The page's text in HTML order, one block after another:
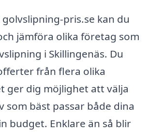
pris.se kan du
jämföra olika företag som
i Skillingenäs. Du
från flera olika
ger dig möjlighet att välja
som bäst passar både dina
budget. Enklare än så blir